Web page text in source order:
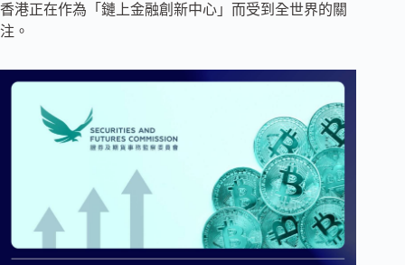
香港正在作為「鏈上金融創新中心」而受到全世界的關
注。